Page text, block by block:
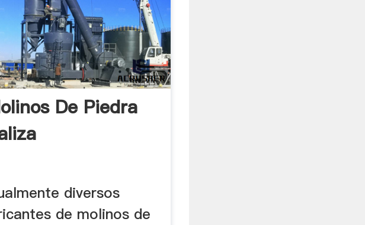
De Piedra
diversos
de molinos de